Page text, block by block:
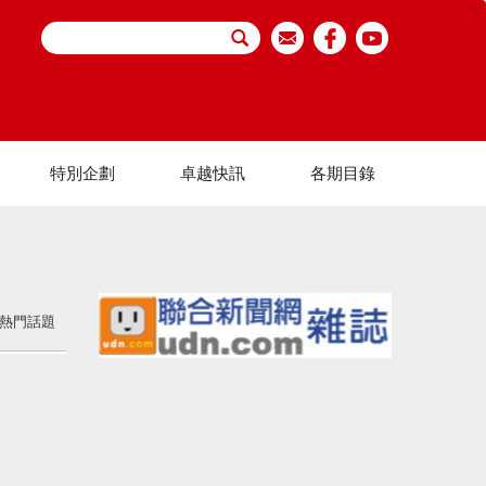
特別企劃 卓越快訊 各期目錄
熱門話題